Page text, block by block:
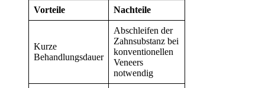
Vorteile Nachteile
Kurze
Behandlungsdauer
Abschleifen der
Zahnsubstanz bei
konventionellen
Veneers
notwendig